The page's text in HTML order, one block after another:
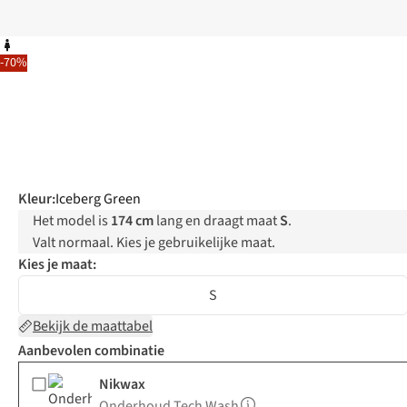
-70%
Kleur:Iceberg Green
Het model is 174 cmlang en draagt maatS.
Valt normaal. Kies je gebruikelijke maat.
Kies je maat:
S
Bekijk de maattabel
Aanbevolen combinatie
Nikwax